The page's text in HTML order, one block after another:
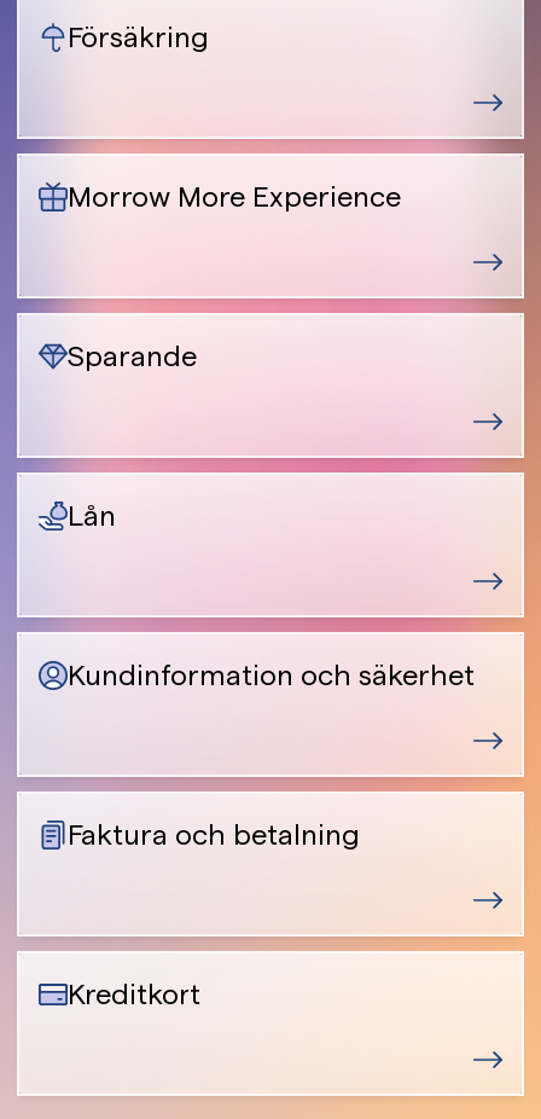
Försäkring
Morrow More Experience
Sparande
Lån
Kundinformation och säkerhet
Faktura och betalning
Kreditkort